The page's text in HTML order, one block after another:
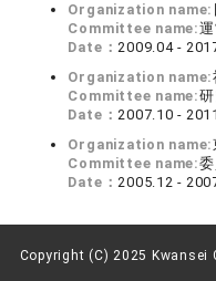
Organization name:
Committee name:
Date：2009.04 -
Organization name:
Committee name:
Date：2007.10 -
Organization name:
Committee name:委
Date：2005.12 -
Copyright (C) 2025 Kwansei